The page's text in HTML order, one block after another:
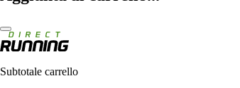
Subtotale carrello